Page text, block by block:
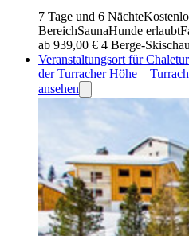
7 Tage und 6 Nächte
BereichSaunaHunde erlaubt
ab 939,00 € 4 Berge-
Veranstaltungsort für
der Turracher Höhe –
ansehen